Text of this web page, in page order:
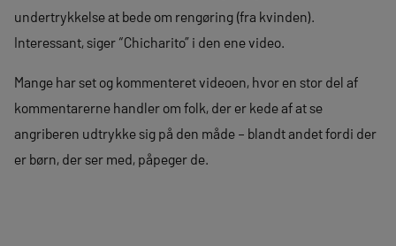
undertrykkelse at bede om rengøring (fra kvinden).
Interessant, siger “Chicharito” i den ene video.
Mange har set og kommenteret videoen, hvor en stor del af
kommentarerne handler om folk, der er kede af at se
angriberen udtrykke sig på den måde – blandt andet fordi der
er børn, der ser med, påpeger de.